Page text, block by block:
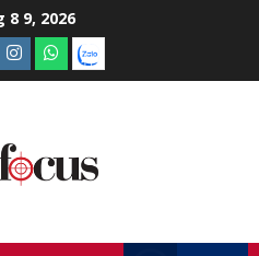
8 9, 2026
Instagram
What’sapp
Zalo